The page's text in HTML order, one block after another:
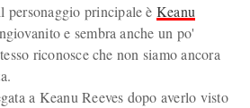
personaggio principale è Keanu
e sembra anche un po'
riconosce che non siamo ancora
a Keanu Reeves dopo averlo visto